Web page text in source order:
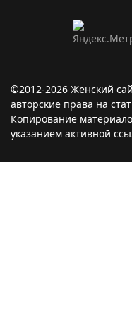
©2012-2026 Женский
авторские права на
Копирование
указанием активной